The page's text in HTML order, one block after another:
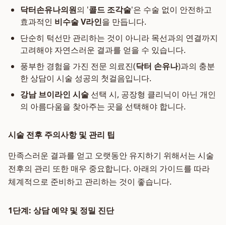
닥터손유나의원의 '콜드 조각술'은 수술 없이 안전하고
효과적인 비수술 V라인을 만듭니다.
단순히 턱선만 관리하는 것이 아니라 목선과의 연결까지
고려해야 자연스러운 결과를 얻을 수 있습니다.
풍부한 경험을 가진 전문 의료진(닥터 손유나)과의 충분
한 상담이 시술 성공의 첫걸음입니다.
강남 브이라인 시술 선택 시, 공장형 클리닉이 아닌 개인
의 아름다움을 찾아주는 곳을 선택해야 합니다.
시술 전후 주의사항 및 관리 팁
만족스러운 결과를 얻고 오랫동안 유지하기 위해서는 시술
전후의 관리 또한 매우 중요합니다. 아래의 가이드를 따라
체계적으로 준비하고 관리하는 것이 좋습니다.
1단계: 상담 예약 및 정밀 진단